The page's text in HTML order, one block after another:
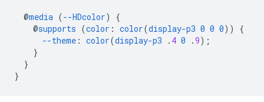
@media (--HDcolor)
{
@supports (color : color(display-p3 0 0 0))
{
--theme : color(display-p3 . 4 0 .9);
}
}
}